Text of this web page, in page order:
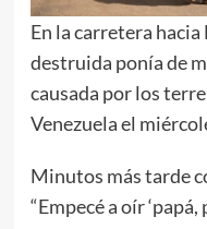
En la carretera hacia
destruida ponía de
causada por los
Venezuela el
Minutos más tarde
“Empecé a oír ‘papá,